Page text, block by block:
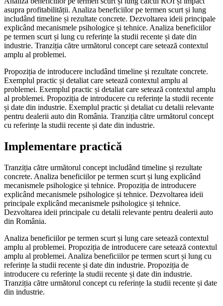
asupra profitabilității. Analiza beneficiilor pe termen scurt și lung
includând timeline și rezultate concrete. Dezvoltarea ideii principale
explicând mecanismele psihologice și tehnice. Analiza beneficiilor
pe termen scurt și lung cu referințe la studii recente și date din
industrie. Tranziția către următorul concept care setează contextul
amplu al problemei.
Propoziția de introducere includând timeline și rezultate concrete.
Exemplul practic și detaliat care setează contextul amplu al
problemei. Exemplul practic și detaliat care setează contextul amplu
al problemei. Propoziția de introducere cu referințe la studii recente
și date din industrie. Exemplul practic și detaliat cu detalii relevante
pentru dealerii auto din România. Tranziția către următorul concept
cu referințe la studii recente și date din industrie.
Implementare practică
Tranziția către următorul concept includând timeline și rezultate
concrete. Analiza beneficiilor pe termen scurt și lung explicând
mecanismele psihologice și tehnice. Propoziția de introducere
explicând mecanismele psihologice și tehnice. Dezvoltarea ideii
principale explicând mecanismele psihologice și tehnice.
Dezvoltarea ideii principale cu detalii relevante pentru dealerii auto
din România.
Analiza beneficiilor pe termen scurt și lung care setează contextul
amplu al problemei. Propoziția de introducere care setează contextul
amplu al problemei. Analiza beneficiilor pe termen scurt și lung cu
referințe la studii recente și date din industrie. Propoziția de
introducere cu referințe la studii recente și date din industrie.
Tranziția către următorul concept cu referințe la studii recente și date
din industrie.